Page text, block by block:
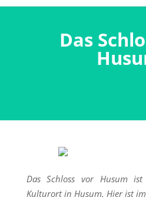
Das
Das Schloss vor Husum
Kulturort in Husum. Hier ist